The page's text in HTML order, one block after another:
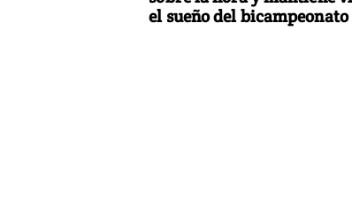
el sueño del bicampeonato